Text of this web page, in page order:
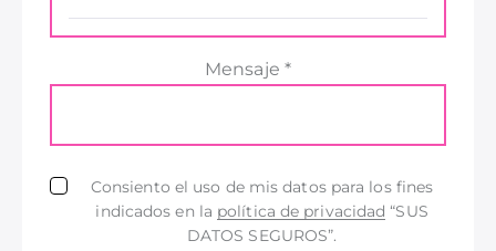
Mensaje *
Consiento el uso de mis datos para los fines
indicados en la política de privacidad “SUS
DATOS SEGUROS”.